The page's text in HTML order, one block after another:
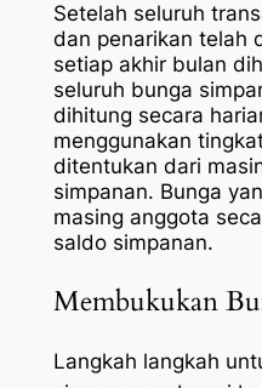
Setelah seluruh
dan penarikan telah
setiap akhir bulan
seluruh bunga
dihitung secara
menggunakan
ditentukan dari
simpanan. Bunga
masing anggota
saldo simpanan.
Membukukan
Langkah langkah